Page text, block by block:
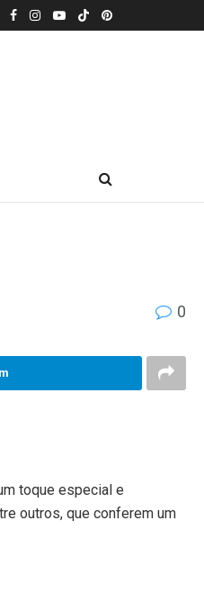
0
toque especial e
outros, que conferem um